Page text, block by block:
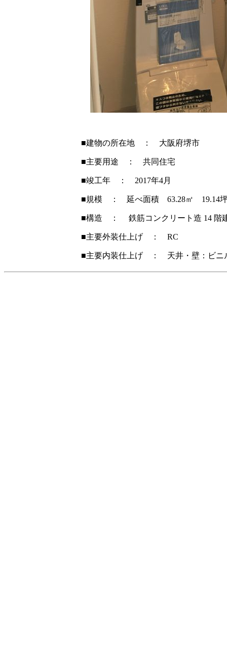
■建物の所在地 ： 大阪府堺市
■主要用途 ： 共同住宅
■竣工年 ： 2017年4月
■規模 ： 延べ面積 63.28㎡ 19.14
■構造 ： 鉄筋コンクリート造 14 階
■主要外装仕上げ ： RC
■主要内装仕上げ ： 天井・壁：ビニ